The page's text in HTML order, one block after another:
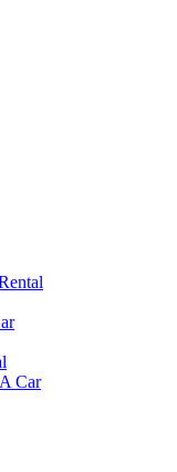
Car